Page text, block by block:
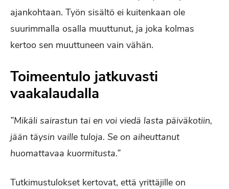
ajankohtaan. Työn sisältö ei kuitenkaan ole
suurimmalla osalla muuttunut, ja joka kolmas
kertoo sen muuttuneen vain vähän.
Toimeentulo jatkuvasti
vaakalaudalla
”Mikäli sairastun tai en voi viedä lasta päiväkotiin,
jään täysin vaille tuloja. Se on aiheuttanut
huomattavaa kuormitusta.”
Tutkimustulokset kertovat, että yrittäjille on